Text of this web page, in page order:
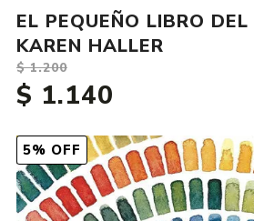
5% OFF
EL PEQUEÑO LIBRO
KAREN HALLER
$ 1.200
$ 1.140